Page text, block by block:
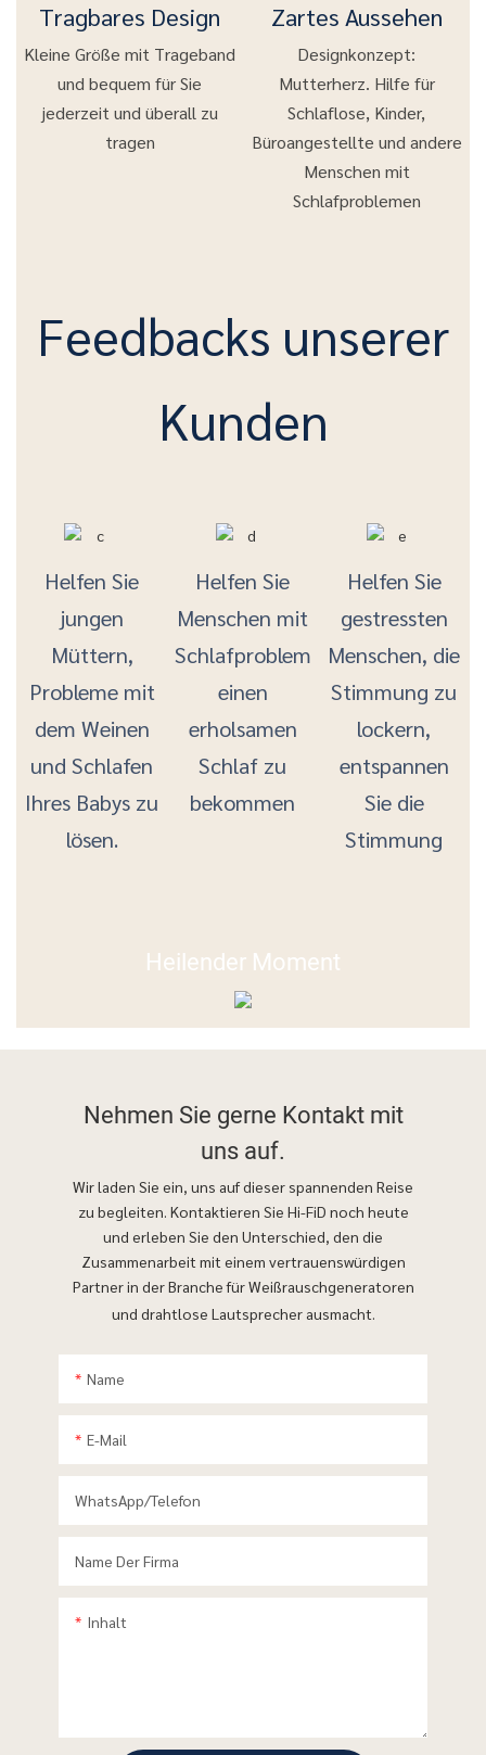
Tragbares Design
Kleine Größe mit Trageband
und bequem für Sie
jederzeit und überall zu
tragen
Zartes Aussehen
Designkonzept:
Mutterherz. Hilfe für
Schlaflose, Kinder,
Büroangestellte und andere
Menschen mit
Schlafproblemen
Feedbacks unserer
Kunden
Helfen Sie
jungen
Müttern,
Probleme mit
dem Weinen
und Schlafen
Ihres Babys zu
lösen.
Helfen Sie
Menschen mit
Schlafproblemen,
einen
erholsamen
Schlaf zu
bekommen
Helfen Sie
gestressten
Menschen, die
Stimmung zu
lockern,
entspannen
Sie die
Stimmung
Heilender Moment
Nehmen Sie gerne Kontakt mit
uns auf.
Wir laden Sie ein, uns auf dieser spannenden Reise
zu begleiten. Kontaktieren Sie Hi-FiD noch heute
und erleben Sie den Unterschied, den die
Zusammenarbeit mit einem vertrauenswürdigen
Partner in der Branche für Weißrauschgeneratoren
und drahtlose Lautsprecher ausmacht.
Name
E-Mail
WhatsApp/Telefon
Name Der Firma
Inhalt